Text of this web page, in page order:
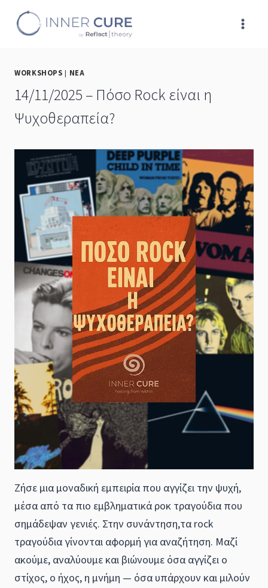
WORKSHOPS | ΝΕΑ
14/11/2025 – Πόσο Rock είναι η
Ψυχοθεραπεία?
Ζήσε μια μοναδική εμπειρίαπου αγγίζει την ψυχή,
μέσα από τα πιο εμβληματικάροκ τραγούδια που
σημάδεψαν γενιές. Στην συνάντηση,ταrock
τραγούδιαγίνονται αφορμή για αναζήτηση. Μαζί
ακούμε, αναλύουμε και βιώνουμε όσα αγγίζει ο
στίχος, ο ήχος, η μνήμη — όσαυπάρχουν και μιλούν